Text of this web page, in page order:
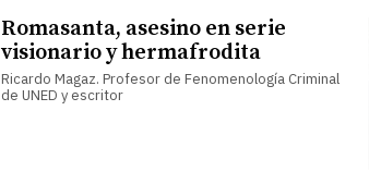
Romasanta, asesino en serie
visionario y hermafrodita
Ricardo Magaz. Profesor de Fenomenología Criminal
de UNED y escritor